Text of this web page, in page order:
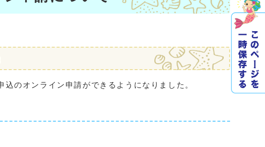
のオンライン申請ができるようになりました。